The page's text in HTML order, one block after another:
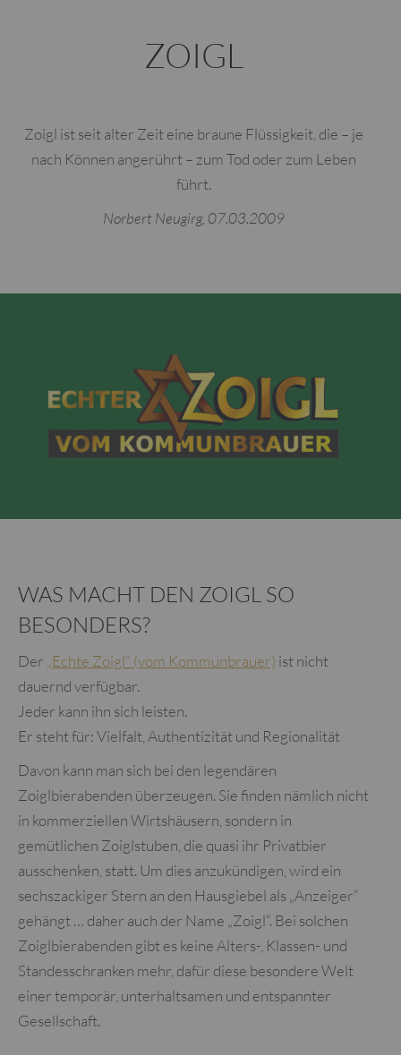
ZOIGL
Zoigl ist seit alter Zeit eine braune Flüssigkeit, die – je
nach Können angerührt – zum Tod oder zum Leben
führt.
Norbert Neugirg, 07.03.2009
WAS MACHT DEN ZOIGL SO
BESONDERS?
Der „Echte Zoigl“ (vom Kommunbrauer) ist nicht
dauernd verfügbar.
Jeder kann ihn sich leisten.
Er steht für: Vielfalt, Authentizität und Regionalität
Davon kann man sich bei den legendären
Zoiglbierabenden überzeugen. Sie finden nämlich nicht
in kommerziellen Wirtshäusern, sondern in
gemütlichen Zoiglstuben, die quasi ihr Privatbier
ausschenken, statt. Um dies anzukündigen, wird ein
sechszackiger Stern an den Hausgiebel als „Anzeiger“
gehängt … daher auch der Name „Zoigl“. Bei solchen
Zoiglbierabenden gibt es keine Alters-, Klassen- und
Standesschranken mehr, dafür diese besondere Welt
einer temporär, unterhaltsamen und entspannter
Gesellschaft.